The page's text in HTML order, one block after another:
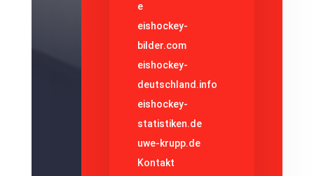
e
eishockey-
bilder.com
eishockey-
deutschland.info
eishockey-
statistiken.de
uwe-krupp.de
Kontakt